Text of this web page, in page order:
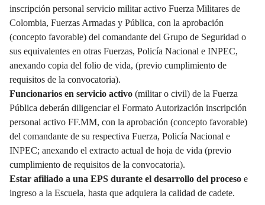
inscripción personal servicio militar activo Fuerza Militares de
Colombia, Fuerzas Armadas y Pública, con la aprobación
(concepto favorable) del comandante del Grupo de Seguridad o
sus equivalentes en otras Fuerzas, Policía Nacional e INPEC,
anexando copia del folio de vida, (previo cumplimiento de
requisitos de la convocatoria).
Funcionarios en servicio activo (militar o civil) de la Fuerza
Pública deberán diligenciar el Formato Autorización inscripción
personal activo FF.MM, con la aprobación (concepto favorable)
del comandante de su respectiva Fuerza, Policía Nacional e
INPEC; anexando el extracto actual de hoja de vida (previo
cumplimiento de requisitos de la convocatoria).
Estar afiliado a una EPS durante el desarrollo del proceso e
ingreso a la Escuela, hasta que adquiera la calidad de cadete.